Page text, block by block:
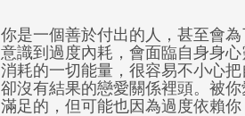
你是一個善於付出的人，甚至會
意識到過度內耗，會面臨自身身
消耗的一切能量，很容易不小心
卻沒有結果的戀愛關係裡頭。被
滿足的，但可能也因為過度依賴你